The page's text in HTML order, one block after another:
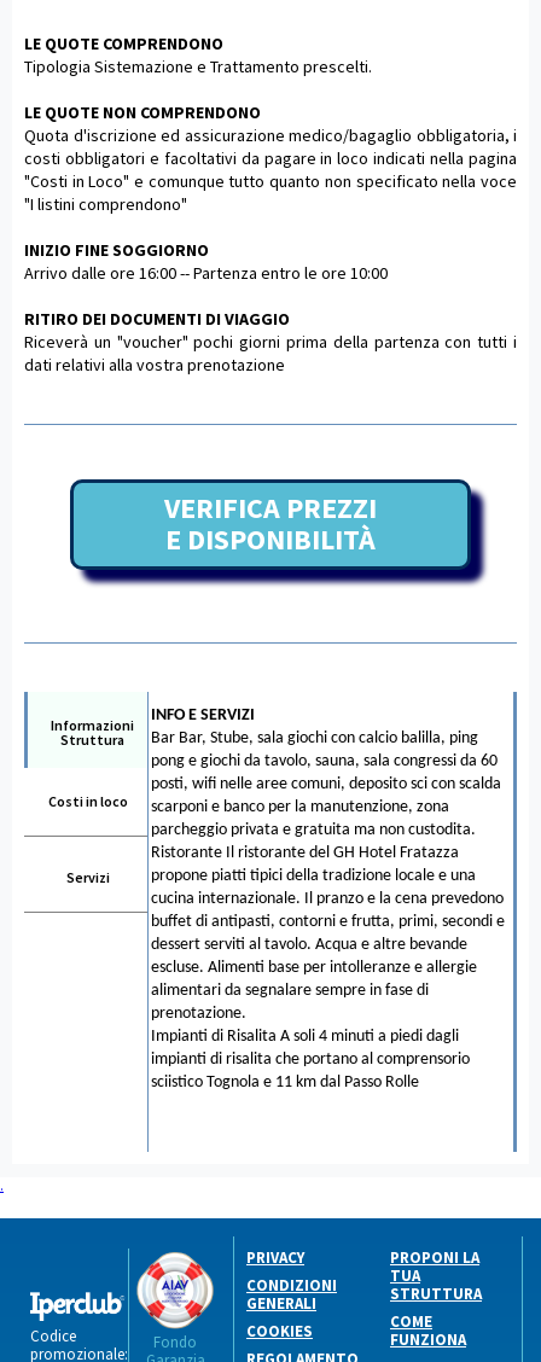
LE QUOTE COMPRENDONO
Tipologia Sistemazione e Trattamento prescelti.
LE QUOTE NON COMPRENDONO
Quota d'iscrizione ed assicurazione medico/bagaglio obbligatoria, i
costi obbligatori e facoltativi da pagare in loco indicati nella pagina
"Costi in Loco" e comunque tutto quanto non specificato nella voce
"I listini comprendono"
INIZIO FINE SOGGIORNO
Arrivo dalle ore 16:00 -- Partenza entro le ore 10:00
RITIRO DEI DOCUMENTI DI VIAGGIO
Riceverà un "voucher" pochi giorni prima della partenza con tutti i
dati relativi alla vostra prenotazione
VERIFICA PREZZI
E DISPONIBILITÀ
Informazioni
Struttura
Costi in loco
Servizi
INFO E SERVIZI
Bar Bar, Stube, sala giochi con calcio balilla, ping
pong e giochi da tavolo, sauna, sala congressi da 60
posti, wifi nelle aree comuni, deposito sci con scalda
scarponi e banco per la manutenzione, zona
parcheggio privata e gratuita ma non custodita.
Ristorante Il ristorante del GH Hotel Fratazza
propone piatti tipici della tradizione locale e una
cucina internazionale. Il pranzo e la cena prevedono
buffet di antipasti, contorni e frutta, primi, secondi e
dessert serviti al tavolo. Acqua e altre bevande
escluse. Alimenti base per intolleranze e allergie
alimentari da segnalare sempre in fase di
prenotazione.
Impianti di Risalita A soli 4 minuti a piedi dagli
impianti di risalita che portano al comprensorio
sciistico Tognola e 11 km dal Passo Rolle
.
Codice
promozionale:
Fondo
PRIVACY
CONDIZIONI
GENERALI
COOKIES
PROPONI LA
TUA
STRUTTURA
COME
FUNZIONA